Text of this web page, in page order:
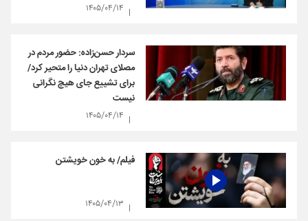
۱۴۰۵/۰۴/۱۴
سردار حسن‌زاده: حضور مردم در
مصلای تهران دنیا را متحیر کرد/
برای تشییع جای هیچ نگرانی
نیست
۱۴۰۵/۰۴/۱۴
فیلم/ به خون خویشتن
۱۴۰۵/۰۴/۱۳